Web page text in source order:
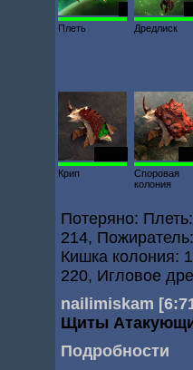
Плеть
Дредлиск
Крип
Споровая
колония
Потеряно:
214,
Кишка колония:
220, Игловое
nailimiskam
Щиты
Подробности